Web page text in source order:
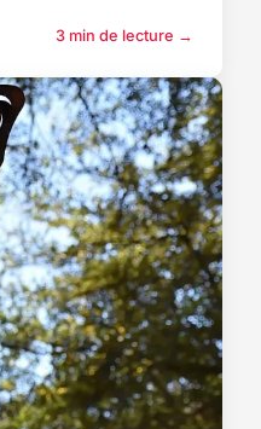
3 min de lecture →